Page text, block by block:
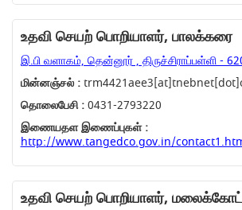
உதவி செயற் பொறியாளர், பாலக்கரை
இ.பி வளாகம், தென்னூர் , திருச்சிராப்பள்ளி -
மின்னஞ்சல் :
தொலைபேசி :0431-2793220
இணையதள இணைப்புகள் :
http://www.tangedco.gov.in/
உதவி செயற் பொறியாளர்,